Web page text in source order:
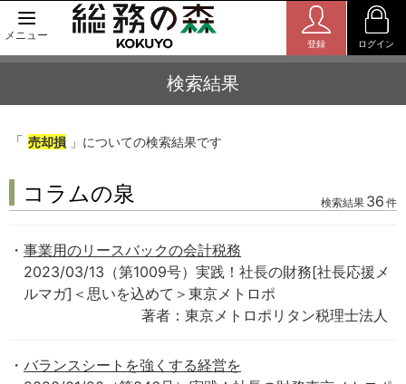
メニュー
登録 ログイン
検索結果
「 売却損 」についての検索結果です
コラムの泉 検索結果 36 件
事業用のリースバックの会計税務
2023/03/13（第1009号）実践！社長の財務[社長応援メ
ルマガ]＜思いを込めて＞東京メトロポ
著者：東京メトロポリタン税理士法人
バランスシートを強くする経営を